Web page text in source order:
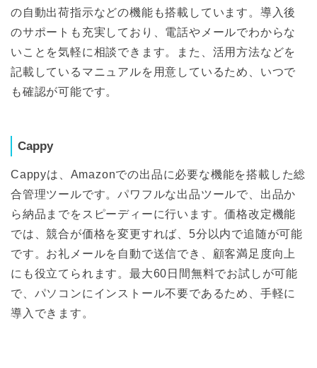
の自動出荷指示などの機能も搭載しています。導入後
のサポートも充実しており、電話やメールでわからな
いことを気軽に相談できます。また、活用方法などを
記載しているマニュアルを用意しているため、いつで
も確認が可能です。
Cappy
Cappyは、Amazonでの出品に必要な機能を搭載した総
合管理ツールです。パワフルな出品ツールで、出品か
ら納品までをスピーディーに行います。価格改定機能
では、競合が価格を変更すれば、5分以内で追随が可能
です。お礼メールを自動で送信でき、顧客満足度向上
にも役立てられます。最大60日間無料でお試しが可能
で、パソコンにインストール不要であるため、手軽に
導入できます。